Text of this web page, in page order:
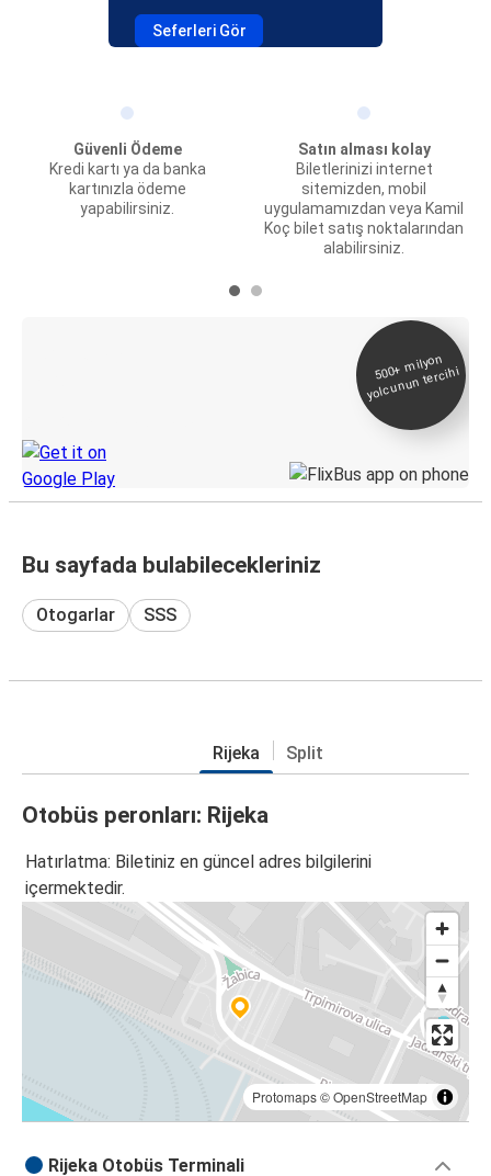
Seferleri Gör
Güvenli Ödeme
Kredi kartı ya da banka
kartınızla ödeme
yapabilirsiniz.
Satın alması kolay
Biletlerinizi internet
sitemizden, mobil
uygulamamızdan veya Kamil
Koç bilet satış noktalarından
alabilirsiniz.
500+
milyon
yolcunun tercihi
Bu sayfada bulabilecekleriniz
Otogarlar SSS
Rijeka Split
Otobüs peronları: Rijeka
Hatırlatma: Biletiniz en güncel adres bilgilerini
içermektedir.
Protomaps©OpenStreetMap
Rijeka Otobüs Terminali